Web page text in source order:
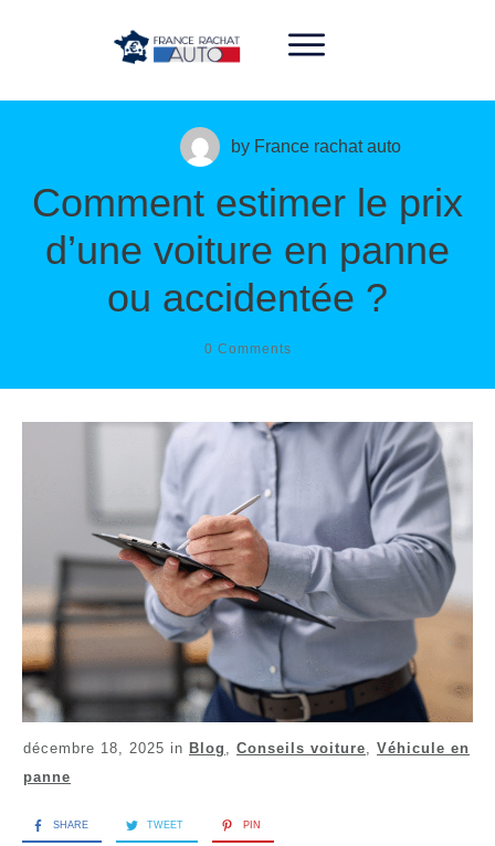
06 33 31 08 48
by France rachat auto
Comment estimer le prix
d’une voiture en panne
ou accidentée ?
0 Comments
décembre 18, 2025 in Blog Conseils voiture
Véhicule en
panne
SHARE TWEET PIN